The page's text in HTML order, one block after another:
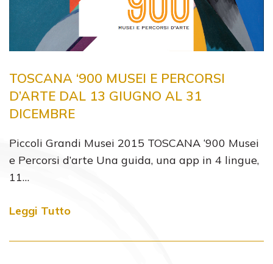
TOSCANA ‘900 MUSEI E PERCORSI
D’ARTE DAL 13 GIUGNO AL 31
DICEMBRE
Piccoli Grandi Musei 2015 TOSCANA ‘900 Musei
e Percorsi d’arte Una guida, una app in 4 lingue,
11…
Leggi Tutto